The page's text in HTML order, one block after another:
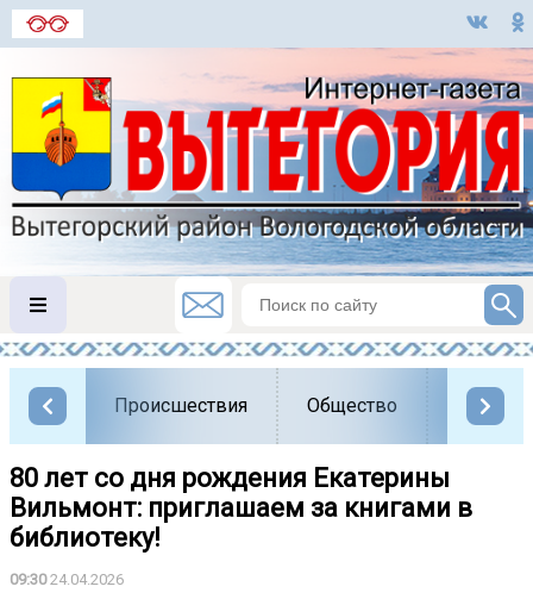
Происшествия Общество Власть
80 лет со дня рождения Екатерины
Вильмонт: приглашаем за книгами в
библиотеку!
09:3024.04.2026